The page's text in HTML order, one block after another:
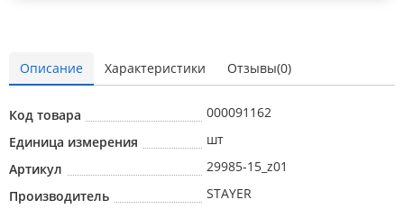
Описание Характеристики Отзывы(0)
Код товара
000091162
Единица измерения
шт
Артикул
29985-15_z01
Производитель
STAYER